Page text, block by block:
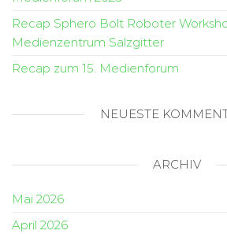
Recap Sphero Bolt Roboter
Medienzentrum Salzgitter
Recap zum 15. Medienforum
NEUESTE
ARCHIV
Mai 2026
April 2026